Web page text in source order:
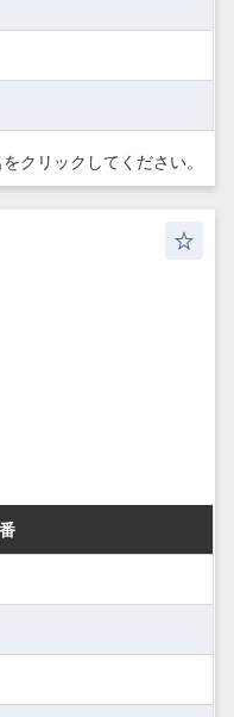
クリックしてください。